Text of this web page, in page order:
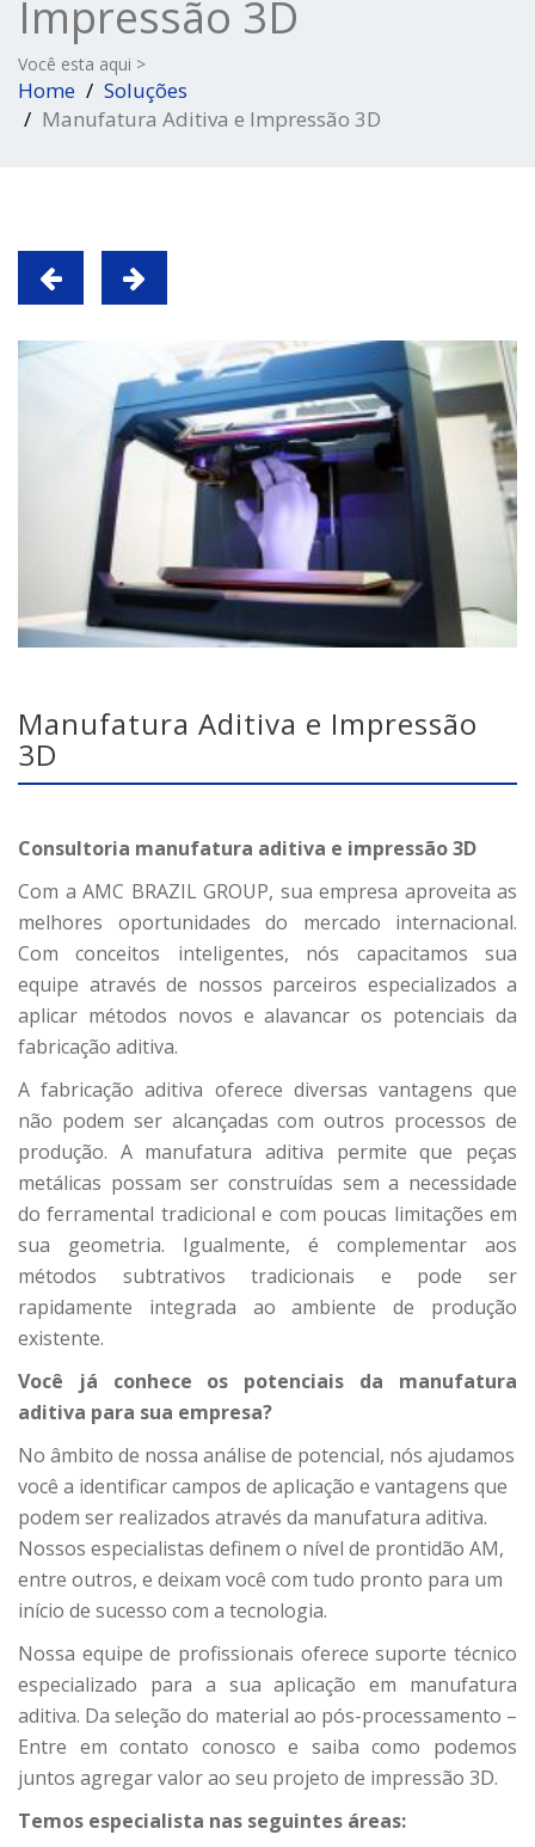
Impressão 3D
Você esta aqui >
Home
Soluções
Manufatura Aditiva e Impressão 3D
Manufatura Aditiva e Impressão
3D
Consultoria manufatura aditiva e impressão 3D
Com a AMC BRAZIL GROUP, sua empresa aproveita as
melhores oportunidades do mercado internacional.
Com conceitos inteligentes, nós capacitamos sua
equipe através de nossos parceiros especializados a
aplicar métodos novos e alavancar os potenciais da
fabricação aditiva.
A fabricação aditiva oferece diversas vantagens que
não podem ser alcançadas com outros processos de
produção. A manufatura aditiva permite que peças
metálicas possam ser construídas sem a necessidade
do ferramental tradicional e com poucas limitações em
sua geometria. Igualmente, é complementar aos
métodos subtrativos tradicionais e pode ser
rapidamente integrada ao ambiente de produção
existente.
Você já conhece os potenciais da manufatura
aditiva para sua empresa?
No âmbito de nossa análise de potencial, nós ajudamos
você a identificar campos de aplicação e vantagens que
podem ser realizados através da manufatura aditiva.
Nossos especialistas definem o nível de prontidão AM,
entre outros, e deixam você com tudo pronto para um
início de sucesso com a tecnologia.
Nossa equipe de profissionais oferece suporte técnico
especializado para a sua aplicação em manufatura
aditiva. Da seleção do material ao pós-processamento –
Entre em contato conosco e saiba como podemos
juntos agregar valor ao seu projeto de impressão 3D.
Temos especialista nas seguintes áreas: